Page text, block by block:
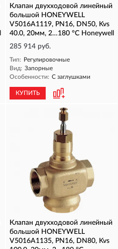
Клапан двухходовой линейный
большой HONEYWELL
V5016A1119, PN16, DN50, Kvs
40.0, 20мм, 2…180 °C Honeywell
285 914 руб.
Тип: Регулировочные
Вид: Запорные
Особенности: С заглушками
КУПИТЬ
Клапан двухходовой линейный
большой HONEYWELL
V5016A1135, PN16, DN80, Kvs